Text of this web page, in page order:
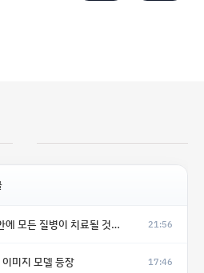
질병이 치료될 것으로 예상한다. 21:56
미지 모델 등장 17:46